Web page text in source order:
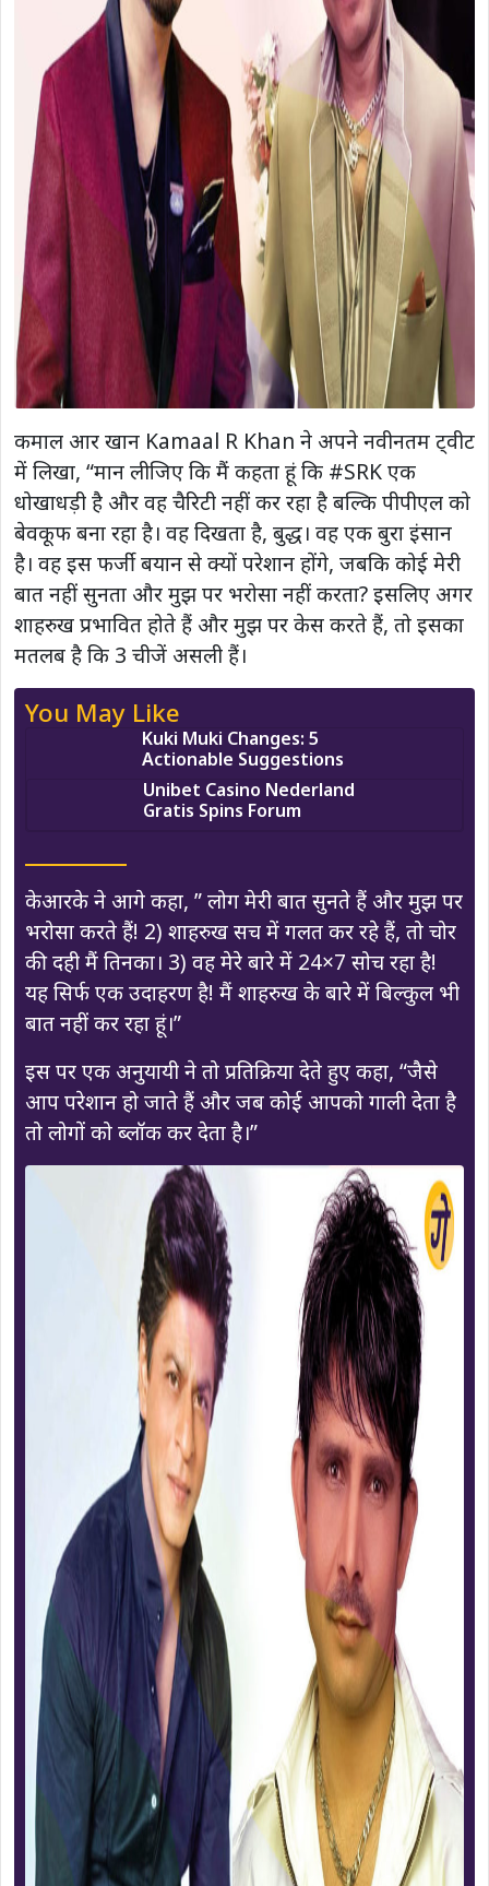
कमाल आर खान Kamaal R Khan ने अपने नवीनतम ट्वीट
में लिखा, “मान लीजिए कि मैं कहता हूं कि #SRK एक
धोखाधड़ी है और वह चैरिटी नहीं कर रहा है बल्कि पीपीएल को
बेवकूफ बना रहा है। वह दिखता है, बुद्ध। वह एक बुरा इंसान
है। वह इस फर्जी बयान से क्यों परेशान होंगे, जबकि कोई मेरी
बात नहीं सुनता और मुझ पर भरोसा नहीं करता? इसलिए अगर
शाहरुख प्रभावित होते हैं और मुझ पर केस करते हैं, तो इसका
मतलब है कि 3 चीजें असली हैं।
You May Like
Kuki Muki Changes: 5
Actionable Suggestions
Unibet Casino Nederland
Gratis Spins Forum
केआरके ने आगे कहा, ” लोग मेरी बात सुनते हैं और मुझ पर
भरोसा करते हैं! 2) शाहरुख सच में गलत कर रहे हैं, तो चोर
की दही मैं तिनका। 3) वह मेरे बारे में 24×7 सोच रहा है!
यह सिर्फ एक उदाहरण है! मैं शाहरुख के बारे में बिल्कुल भी
बात नहीं कर रहा हूं।”
इस पर एक अनुयायी ने तो प्रतिक्रिया देते हुए कहा, “जैसे
आप परेशान हो जाते हैं और जब कोई आपको गाली देता है
तो लोगों को ब्लॉक कर देता है।”